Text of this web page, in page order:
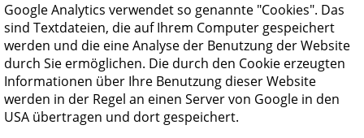
Google Analytics verwendet so genannte "Cookies". Das
sind Textdateien, die auf Ihrem Computer gespeichert
werden und die eine Analyse der Benutzung der Website
durch Sie ermöglichen. Die durch den Cookie erzeugten
Informationen über Ihre Benutzung dieser Website
werden in der Regel an einen Server von Google in den
USA übertragen und dort gespeichert.